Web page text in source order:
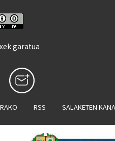
garatua
RSS SALAKETEN